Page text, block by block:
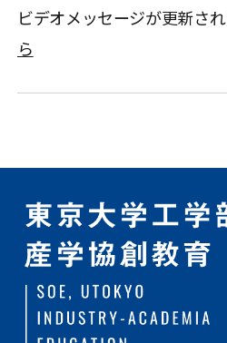
ビデオメッセージが更新さ
ら